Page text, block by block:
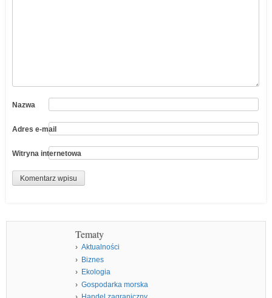
Nazwa
Adres e-mail
Witryna internetowa
Tematy
Aktualności
Biznes
Ekologia
Gospodarka morska